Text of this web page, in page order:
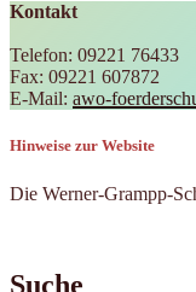
Kontakt
Telefon: 09221 76433
Fax: 09221 607872
E-Mail: awo-
Hinweise zur Website
Die Werner-Grampp-
Suche